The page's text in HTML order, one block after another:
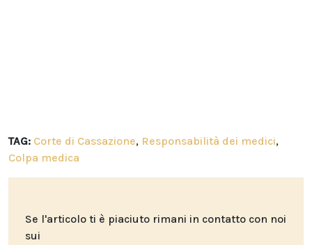
TAG: Corte di Cassazione, Responsabilità dei medici,
Colpa medica
Se l'articolo ti è piaciuto rimani in contatto con noi
sui